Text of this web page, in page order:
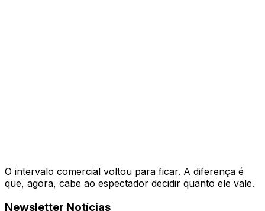
O intervalo comercial voltou para ficar. A diferença é
que, agora, cabe ao espectador decidir quanto ele vale.
Newsletter Notícias